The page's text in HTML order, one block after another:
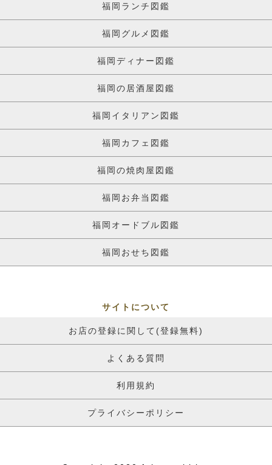
福岡ランチ図鑑
福岡グルメ図鑑
福岡ディナー図鑑
福岡の居酒屋図鑑
福岡イタリアン図鑑
福岡カフェ図鑑
福岡の焼肉屋図鑑
福岡お弁当図鑑
福岡オードブル図鑑
福岡おせち図鑑
サイトについて
お店の登録に関して(登録無料)
よくある質問
利用規約
プライバシーポリシー